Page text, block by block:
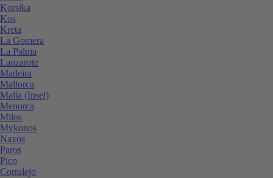
Korsika
Kos
Kreta
La Gomera
La Palma
Lanzarote
Madeira
Mallorca
Malta (Insel)
Menorca
Milos
Mykonos
Naxos
Paros
Pico
Corralejo